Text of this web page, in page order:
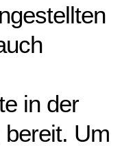
in der
Um